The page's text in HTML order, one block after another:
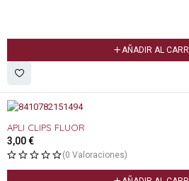
AÑADIR AL
APLI CLIPS FLUOR
3,00€
(0 Valoraciones)